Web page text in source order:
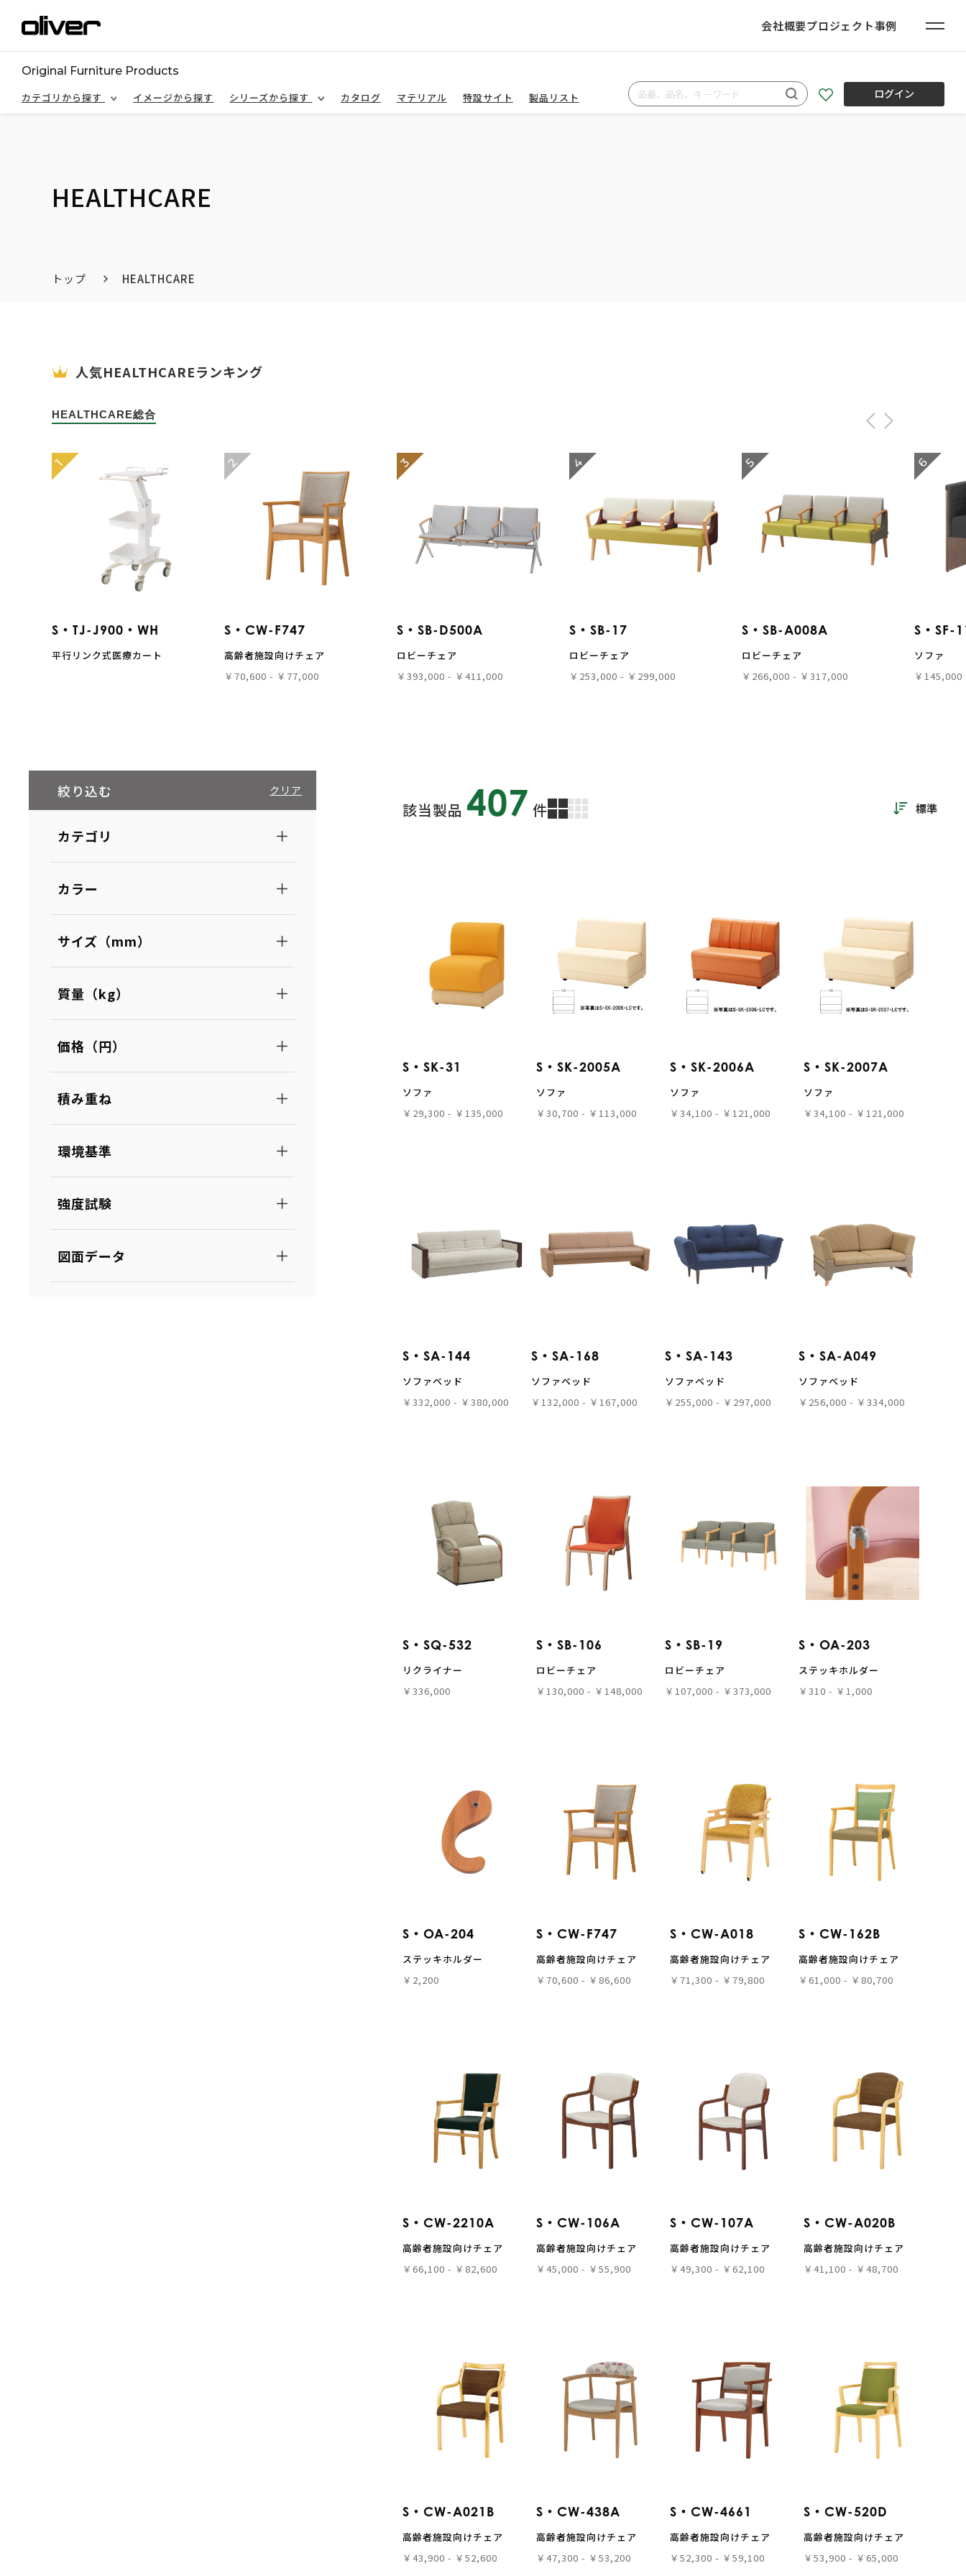
会社概要プロジェクト事例
Original Furniture Products
カテゴリから探す
イメージから探す シリーズから探す カタログ マテリアル 特設サイト 製品リスト ログイン
HEALTHCARE
トップ HEALTHCARE
人気HEALTHCAREランキング
HEALTHCARE総合
1
S・TJ-J900・WH
平行リンク式医療カート
2
S・CW-F747
高齢者施設向けチェア
￥70,600 - ￥77,000
3
S・SB-D500A
ロビーチェア
￥393,000 - ￥411,000
4
S・SB-17
ロビーチェア
￥253,000 - ￥299,000
5
S・SB-A008A
ロビーチェア
￥266,000 - ￥317,000
6
S・SF-
ソファ
￥
絞り込む クリア
カテゴリ
カラー
サイズ（mm）
質量（kg）
価格（円）
積み重ね
環境基準
強度試験
図面データ
該当製品 407 件 標準
S・SK-31
ソファ
￥29,300 - ￥135,000
S・SK-2005A
ソファ
￥30,700 - ￥113,000
S・SK-2006A
ソファ
￥34,100 - ￥121,000
S・SK-2007A
ソファ
￥34,100 - ￥121,000
S・SA-144
ソファベッド
￥332,000 - ￥380,000
S・SA-168
ソファベッド
￥132,000 - ￥167,000
S・SA-143
ソファベッド
￥255,000 - ￥297,000
S・SA-A049
ソファベッド
￥256,000 - ￥334,000
S・SQ-532
リクライナー
￥336,000
S・SB-106
ロビーチェア
￥130,000 - ￥148,000
S・SB-19
ロビーチェア
￥107,000 - ￥373,000
S・OA-203
ステッキホルダー
￥310 - ￥1,000
S・OA-204
ステッキホルダー
￥2,200
S・CW-F747
高齢者施設向けチェア
￥70,600 - ￥86,600
S・CW-A018
高齢者施設向けチェア
￥71,300 - ￥79,800
S・CW-162B
高齢者施設向けチェア
￥61,000 - ￥80,700
S・CW-2210A
高齢者施設向けチェア
￥66,100 - ￥82,600
S・CW-106A
高齢者施設向けチェア
￥45,000 - ￥55,900
S・CW-107A
高齢者施設向けチェア
￥49,300 - ￥62,100
S・CW-A020B
高齢者施設向けチェア
￥41,100 - ￥48,700
S・CW-A021B
高齢者施設向けチェア
￥43,900 - ￥52,600
S・CW-438A
高齢者施設向けチェア
￥47,300 - ￥53,200
S・CW-4661
高齢者施設向けチェア
￥52,300 - ￥59,100
S・CW-520D
高齢者施設向けチェア
￥53,900 - ￥65,000